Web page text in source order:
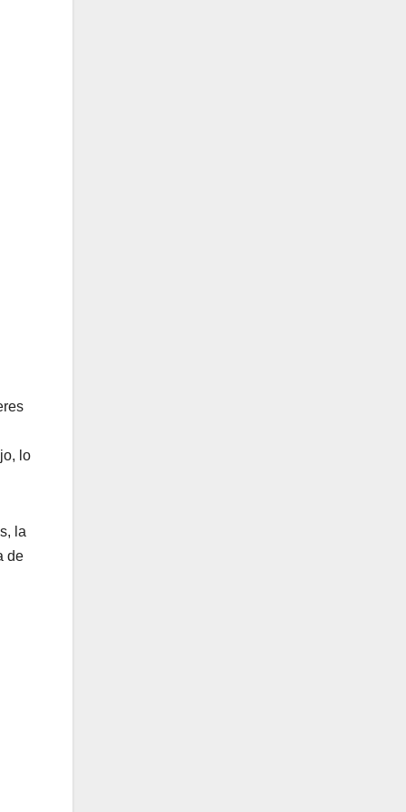
lo
la
de